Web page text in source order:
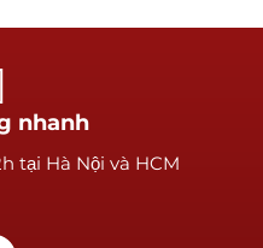
nhanh
tại Hà Nội và HCM